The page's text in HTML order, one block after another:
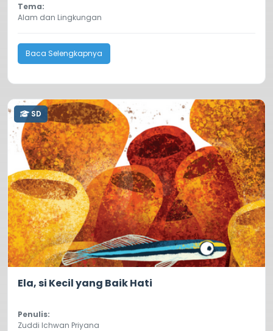
Tema:
Alam dan Lingkungan
Baca Selengkapnya
SD
Ela, si Kecil yang Baik Hati
Penulis:
Zuddi Ichwan Priyana